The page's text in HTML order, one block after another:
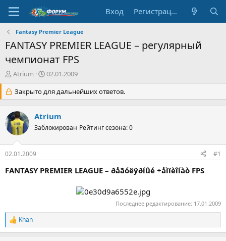
Вход Регистрация
Fantasy Premier League
FANTASY PREMIER LEAGUE – регулярный
чемпионат FPS
А
т
о
р
т
е
м
ы
Atrium
Д
т
а
а
ч
л
02.01.2009
Закрыто для дальнейших ответов.
Atrium
Заблокирован Рейтинг сезона: 0
02.01.2009 #1
FANTASY PREMIER LEAGUE – ðåãóëÿðíûé ÷åìïèîíàò FPS
Последнее редактирование: 17.01.2009
Р
е
Khan